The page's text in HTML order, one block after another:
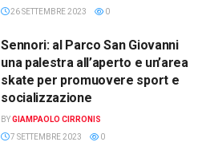
26 SETTEMBRE 2023
0
Sennori: al Parco San Giovanni
una palestra all’aperto e un’area
skate per promuovere sport e
socializzazione
BYGIAMPAOLO CIRRONIS
7 SETTEMBRE 2023
0